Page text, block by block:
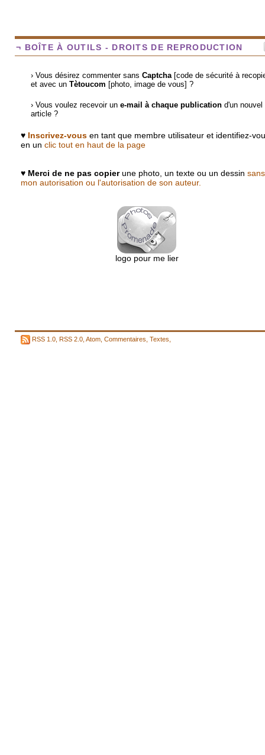
¬ BOÎTE À OUTILS - DROITS DE REPRODUCTION
› Vous désirez commenter sans Captcha [code de sécurité à
et avec un Tètoucom [photo, image de vous] ?
› Vous voulez recevoir un e-mail à chaque publication d'un nouvel
article ?
♥ Inscrivez-vous en tant que membre utilisateur et identifiez-
en un clic tout en haut de la page
♥ Merci de ne pas copierune photo, un texte ou un dessin sans
mon autorisation ou l'autorisation de son auteur.
logo pour me lier
RSS 1.0 RSS 2.0 Atom Commentaires Textes